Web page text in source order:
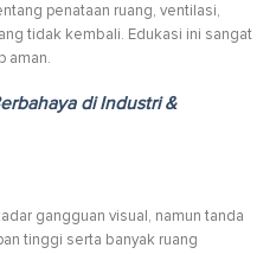
penataan ruang, ventilasi,
tidak kembali. Edukasi ini sangat
aman.
di Industri &
gangguan visual, namun tanda
tinggi serta banyak ruang